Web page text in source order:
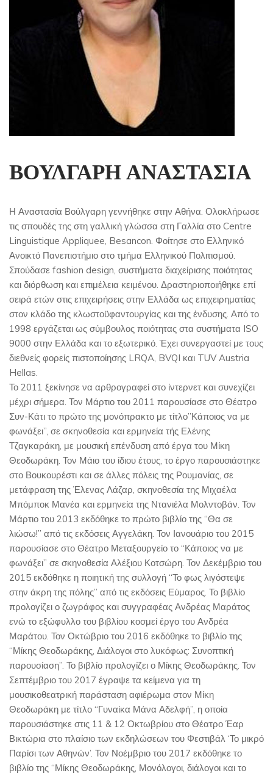
ΒΟΥΛΓΑΡΗ ΑΝΑΣΤΑΣΙΑ
Η Αναστασία Βούλγαρη γεννήθηκε στην Αθήνα. Ολοκλήρωσε
τις σπουδές της στη γαλλική γλώσσα στη Γαλλία στο Centre
Linguistique Appliquee, Besancon. Φοίτησε στο Ελληνικό
Ανοικτό Πανεπιστήμιο στο τμήμα Ελληνικού Πολιτισμού.
Σπούδασε fashion design, συστήματα διαχείρισης ποιότητας
και διόρθωση και επιμέλεια κειμένου. Δραστηριοποιήθηκε επί
σειρά ετών στις επιχειρήσεις στην Ελλάδα ως επιχειρηματίας
στον κλάδο της κλωστοϋφαντουργίας και της ένδυσης. Από το
1998 εργάζεται ως σύμβουλος ποιότητας στα συστήματα ISO
9000 στην Ελλάδα και το εξωτερικό. Έχει συνεργαστεί με τους
διεθνείς φορείς πιστοποίησης LRQA, BVQI και TUV Austria
Hellas.
Το 2011 ξεκίνησε να αρθρογραφεί στο ίντερνετ και συνεχίζει
μέχρι σήμερα. Τον Μάρτιο του 2011 παρουσίασε στο Θέατρο
Συν-Κάτι το πρώτο της μονόπρακτο με τίτλο”Κάποιος να με
φωνάξει”, σε σκηνοθεσία και ερμηνεία τής Ελένης
Τζαγκαράκη, με μουσική επένδυση από έργα του Μίκη
Θεοδωράκη. Τον Μάιο του ίδιου έτους, το έργο παρουσιάστηκε
στο Βουκουρέστι και σε άλλες πόλεις της Ρουμανίας, σε
μετάφραση της Έλενας Λάζαρ, σκηνοθεσία της Μιχαέλα
Μπόμποκ Μανέα και ερμηνεία της Ντανιέλα Μολντοβάν. Τον
Μάρτιο του 2013 εκδόθηκε το πρώτο βιβλίο της “Θα σε
λιώσω!” από τις εκδόσεις Αγγελάκη. Τον Ιανουάριο του 2015
παρουσίασε στο Θέατρο Μεταξουργείο το “Κάποιος να με
φωνάξει” σε σκηνοθεσία Αλέξιου Κοτσώρη. Τον Δεκέμβριο του
2015 εκδόθηκε η ποιητική της συλλογή “Το φως λιγόστεψε
στην άκρη της πόλης” από τις εκδόσεις Εύμαρος. Το βιβλίο
προλογίζει ο ζωγράφος και συγγραφέας Ανδρέας Μαράτος
ενώ το εξώφυλλο του βιβλίου κοσμεί έργο του Ανδρέα
Μαράτου. Τον Οκτώβριο του 2016 εκδόθηκε το βιβλίο της
“Μίκης Θεοδωράκης, Διάλογοι στο λυκόφως: Συνοπτική
παρουσίαση”. Το βιβλίο προλογίζει ο Μίκης Θεοδωράκης. Τον
Σεπτέμβριο του 2017 έγραψε τα κείμενα για τη
μουσικοθεατρική παράσταση αφιέρωμα στον Μίκη
Θεοδωράκη με τίτλο “Γυναίκα Μάνα Αδελφή”, η οποία
παρουσιάστηκε στις 11 & 12 Οκτωβρίου στο Θέατρο Έαρ
Βικτώρια στο πλαίσιο των εκδηλώσεων του Φεστιβάλ ‘Το μικρό
Παρίσι των Αθηνών’. Τον Νοέμβριο του 2017 εκδόθηκε το
βιβλίο της “Μίκης Θεοδωράκης, Μονόλογοι, διάλογοι και το